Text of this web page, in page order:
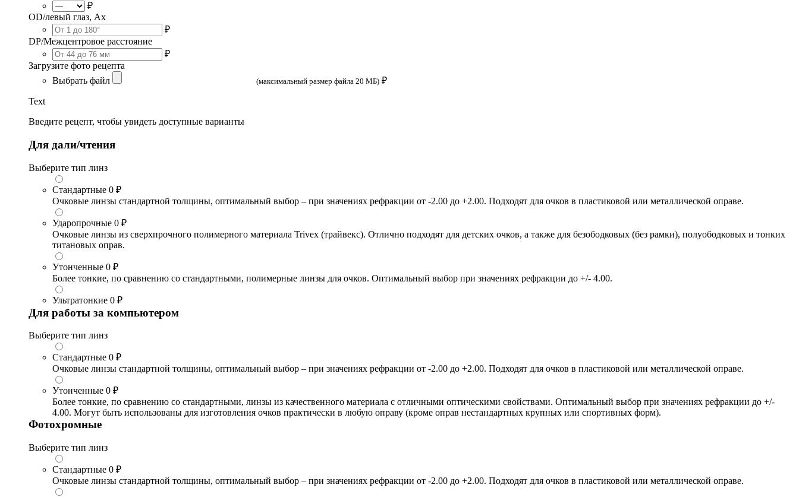
₽
OD/левый глаз, Ax
₽
DP/Межцентровое расстояние
₽
Загрузите фото рецепта
Выбрать файл
(максимальный размер файла 20 МБ) ₽
Text
Введите рецепт, чтобы увидеть доступные варианты
Для дали/чтения
Выберите тип линз
Стандартные 0 ₽
Очковые линзы стандартной толщины, оптимальный выбор – при значениях рефракции от -2.00 до +2.00. Подходят для очков в пластиковой или металлической оправе.
Ударопрочные 0 ₽
Очковые линзы из сверхпрочного полимерного материала Trivex (трайвекс). Отлично подходят для детских очков, а также для безободковых (без рамки), полуободковых и тонких
титановых оправ.
Утонченные 0 ₽
Более тонкие, по сравнению со стандартными, полимерные линзы для очков. Оптимальный выбор при значениях рефракции до +/- 4.00.
Ультратонкие 0 ₽
Для работы за компьютером
Выберите тип линз
Стандартные 0 ₽
Очковые линзы стандартной толщины, оптимальный выбор – при значениях рефракции от -2.00 до +2.00. Подходят для очков в пластиковой или металлической оправе.
Утонченные 0 ₽
Более тонкие, по сравнению со стандартными, линзы из качественного материала с отличными оптическими свойствами. Оптимальный выбор при значениях рефракции до +/-
4.00. Могут быть использованы для изготовления очков практически в любую оправу (кроме оправ нестандартных крупных или спортивных форм).
Фотохромные
Выберите тип линз
Стандартные 0 ₽
Очковые линзы стандартной толщины, оптимальный выбор – при значениях рефракции от -2.00 до +2.00. Подходят для очков в пластиковой или металлической оправе.